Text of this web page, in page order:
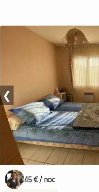
❮
45 € / noc